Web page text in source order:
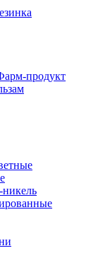
продукт